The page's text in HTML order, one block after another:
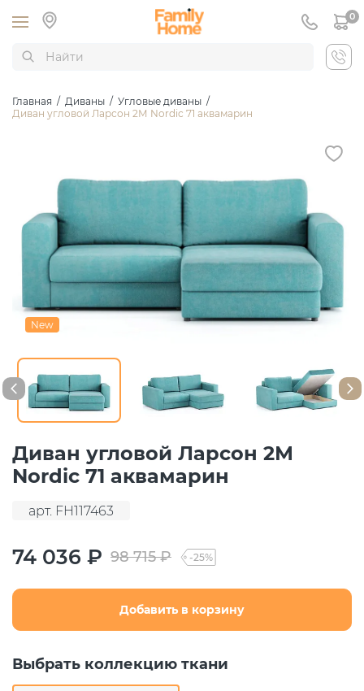
0
Главная / Диваны / Угловые диваны /
Диван угловой Ларсон 2М Nordic 71 аквамарин
New
Диван угловой Ларсон 2М
Nordic 71 аквамарин
арт. FH117463
74 036 ₽ 98 715 ₽ -25%
Добавить в корзину
Выбрать коллекцию ткани